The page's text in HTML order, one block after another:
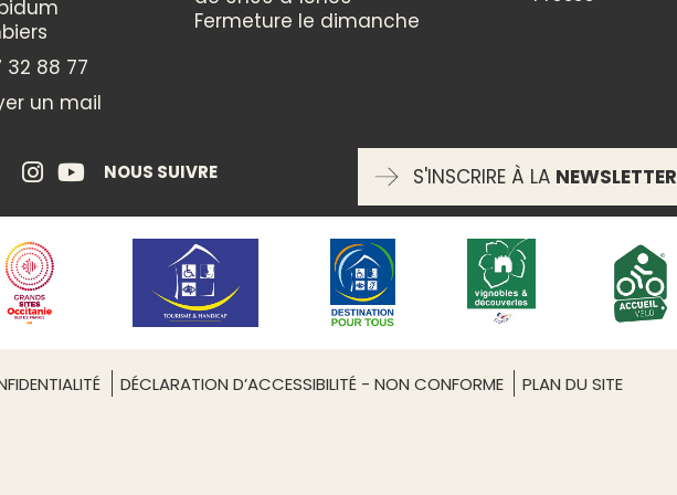
Visite commentée
Vin / Oenologie
Terroir
ENTRÉE LIBRE
oui
88 77
un mail
Fermeture le dimanche
NOUS SUIVRE S'INSCRIRE À LA NEWSLETTER
DÉCLARATION D’ACCESSIBILITÉ - NON CONFORME PLAN DU SITE